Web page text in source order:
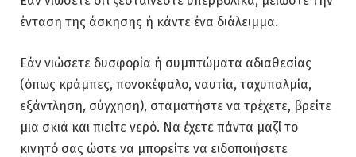
ένταση της άσκησης ή κάντε ένα διάλειμμα.
Εάν νιώσετε δυσφορία ή συμπτώματα αδιαθεσίας
(όπως κράμπες, πονοκέφαλο, ναυτία, ταχυπαλμία,
εξάντληση, σύγχηση), σταματήστε να τρέχετε, βρείτε
μια σκιά και πιείτε νερό. Να έχετε πάντα μαζί το
κινητό σας ώστε να μπορείτε να ειδοποιήσετε